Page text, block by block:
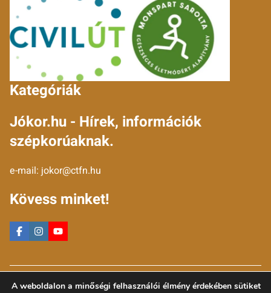
Kategóriák
Jókor.hu - Hírek, információk
szépkorúaknak.
e-mail: jokor@ctfn.hu
Kövess minket!
Copyright © 2024 jokor.hu. Minden jog fenntartva.
A weboldalon a minőségi felhasználói élmény érdekében sütiket